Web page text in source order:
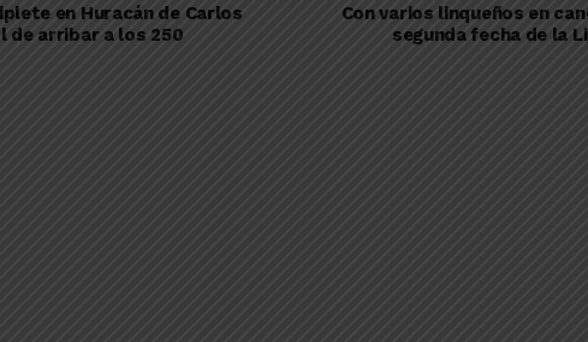
en Huracán de Carlos
de arribar a los 250
Con varios linqueños en
segunda fecha de la